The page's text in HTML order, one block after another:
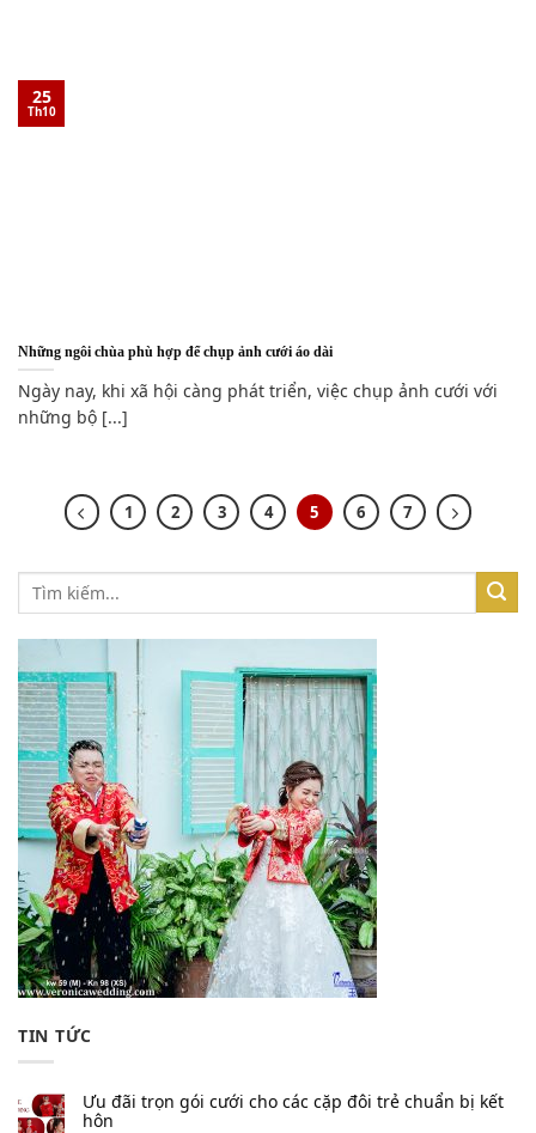
Những ngôi chùa phù hợp để chụp ảnh cưới áo dài
Ngày nay, khi xã hội càng phát triển, việc chụp ảnh cưới với
những bộ [...]
25
Th10
1 2 3 4 5 6 7
TIN TỨC
Ưu đãi trọn gói cưới cho các cặp đôi trẻ chuẩn bị kết
hôn